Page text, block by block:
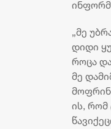
„მე
დიდი
როცა
მე
ის, რომ